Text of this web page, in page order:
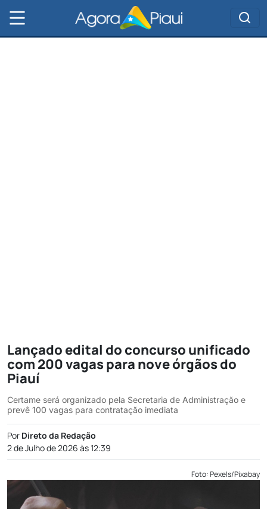
Lançado edital do concurso unificado
com 200 vagas para nove órgãos do
Piauí
Certame será organizado pela Secretaria de Administração e
prevê 100 vagas para contratação imediata
Por Direto da Redação
2 de Julho de 2026 às 12:39
Foto: Pexels/Pixabay